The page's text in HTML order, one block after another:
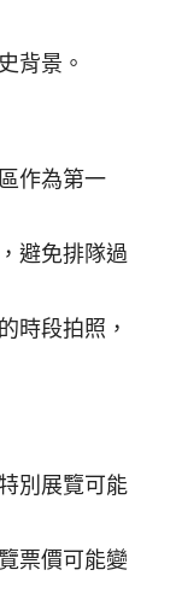
背景。
作為第一
避免排隊過
時段拍照，
別展覽可能
票價可能變